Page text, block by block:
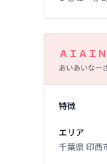
ＡＩＡＩ
あいあいなー
特徴
エリア
千葉県 印西